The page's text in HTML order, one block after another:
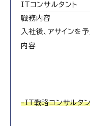
ITコンサルタント
職務内容
入社後、アサインを
内容
-IT戦略コンサルタ